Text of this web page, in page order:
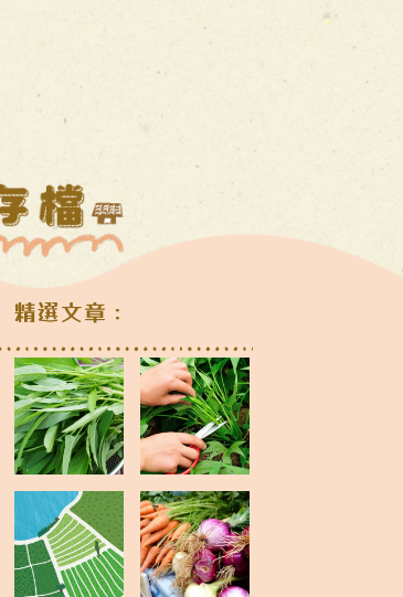
精選文章：